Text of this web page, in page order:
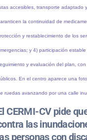
CERMI-CV pide
las
personas con